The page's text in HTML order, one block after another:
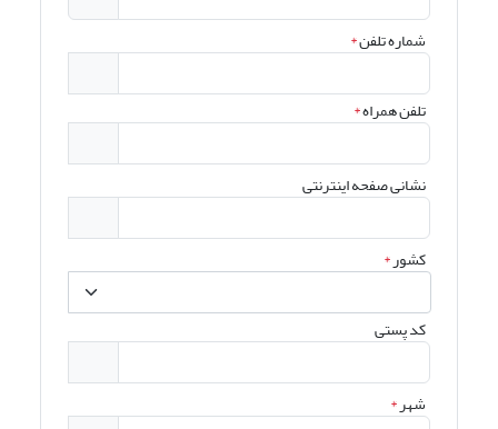
شماره تلفن*
تلفن همراه*
نشانی صفحه اینترنتی
کشور*
کد پستی
شهر*